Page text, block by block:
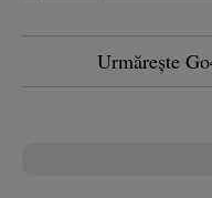
Urmărește